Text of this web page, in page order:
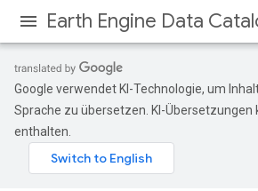
Earth Engine Data
Google verwendet KI-Technologie, um
Sprache zu übersetzen. KI-Übersetzungen
enthalten.